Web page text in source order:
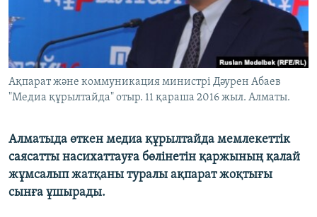
ЖАЗЫЛЫҢЫЗ
Басқа тілдерде
Ақпарат және коммуникация министрі Дәурен Абаев
"Медиа құрылтайда" отыр. 11 қараша 2016 жыл. Алматы.
Алматыда өткен медиа құрылтайда мемлекеттік
саясатты насихаттауға бөлінетін қаржының қалай
жұмсалып жатқаны туралы ақпарат жоқтығы
сынға ұшырады.